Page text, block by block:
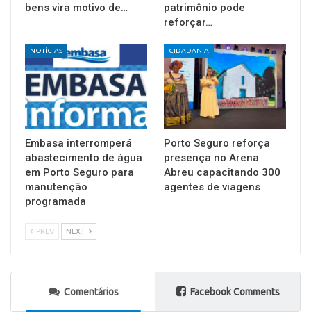
bens vira motivo de…
patrimônio pode
reforçar…
NOTÍCIAS
Embasa interromperá
abastecimento de água
em Porto Seguro para
manutenção
programada
CIDADANIA
Porto Seguro reforça
presença no Arena
Abreu capacitando 300
agentes de viagens
PREV NEXT
Comentários Facebook Comments